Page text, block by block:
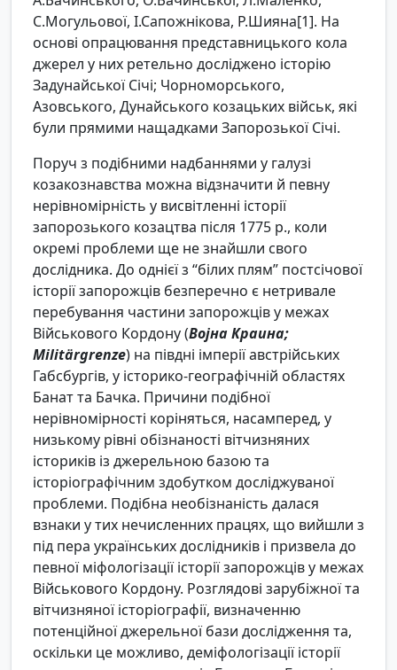
С.Могульової, І.Сапожнікова, Р.Шияна[1]. На
основі опрацювання представницького кола
джерел у них ретельно досліджено історію
Задунайської Січі; Чорноморського,
Азовського, Дунайського козацьких військ, які
були прямими нащадками Запорозької Січі.
Поруч з подібними надбаннями у галузі
козакознавства можна відзначити й певну
нерівномірність у висвітленні історії
запорозького козацтва після 1775 р., коли
окремі проблеми ще не знайшли свого
дослідника. До однієї з “білих плям” постсічової
історії запорожців безперечно є нетривале
перебування частини запорожців у межах
Військового Кордону (Воjна Краина;
Militärgrenze) на півдні імперії австрійських
Габсбургів, у історико-географічній областях
Банат та Бачка. Причини подібної
нерівномірності коріняться, насамперед, у
низькому рівні обізнаності вітчизняних
істориків із джерельною базою та
історіографічним здобутком досліджуваної
проблеми. Подібна необізнаність далася
взнаки у тих нечисленних працях, що вийшли з
під пера українських дослідників і призвела до
певної міфологізації історії запорожців у межах
Військового Кордону. Розглядові зарубіжної та
вітчизняної історіографії, визначенню
потенційної джерельної бази дослідження та,
оскільки це можливо, деміфологізації історії